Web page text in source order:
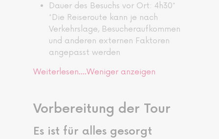
Dauer des Besuchs vor Ort: 4h30*
*Die Reiseroute kann je nach
Verkehrslage, Besucheraufkommen
und anderen externen Faktoren
angepasst werden
Weiterlesen....Weniger anzeigen
Vorbereitung der Tour
Es ist für alles gesorgt